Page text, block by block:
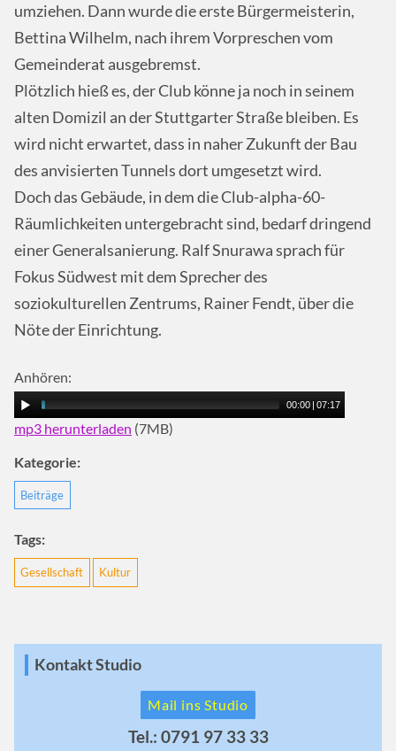
umziehen. Dann wurde die erste Bürgermeisterin,
Bettina Wilhelm, nach ihrem Vorpreschen vom
Gemeinderat ausgebremst.
Plötzlich hieß es, der Club könne ja noch in seinem
alten Domizil an der Stuttgarter Straße bleiben. Es
wird nicht erwartet, dass in naher Zukunft der Bau
des anvisierten Tunnels dort umgesetzt wird.
Doch das Gebäude, in dem die Club-alpha-60-
Räumlichkeiten untergebracht sind, bedarf dringend
einer Generalsanierung. Ralf Snurawa sprach für
Fokus Südwest mit dem Sprecher des
soziokulturellen Zentrums, Rainer Fendt, über die
Nöte der Einrichtung.
Anhören:
00:00 | 07:17
mp3 herunterladen (7MB)
Kategorie:
Beiträge
Tags:
Gesellschaft Kultur
Kontakt Studio
Mail ins Studio
Tel.: 0791 97 33 33